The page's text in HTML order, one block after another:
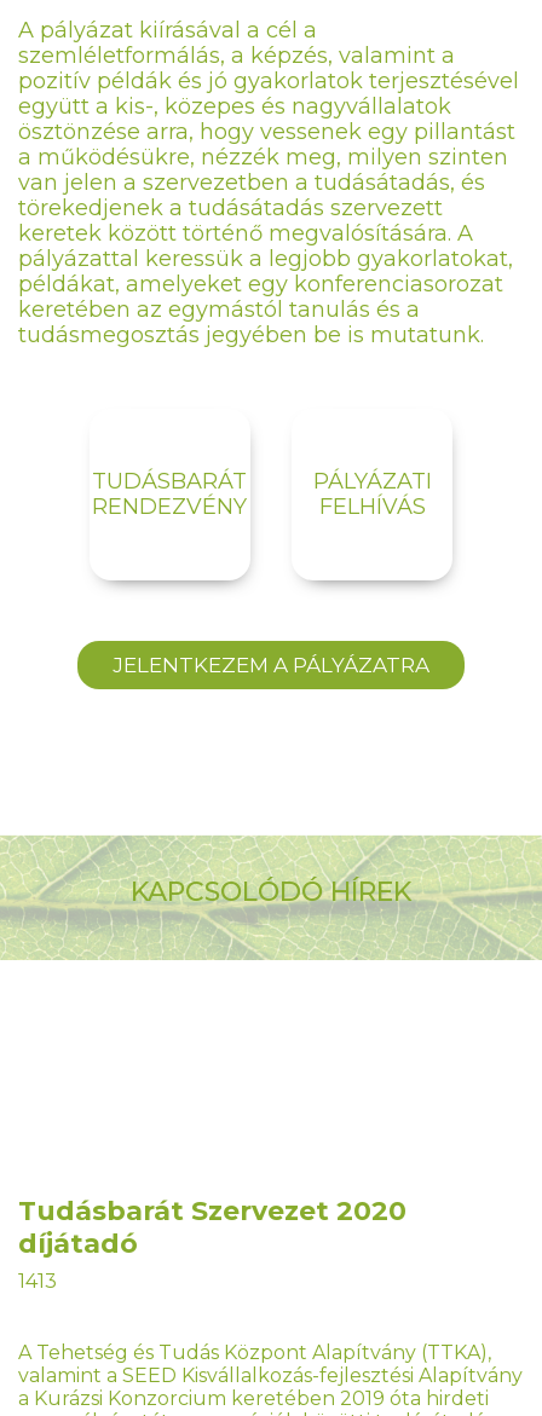
A pályázat kiírásával a cél a
szemléletformálás, a képzés, valamint a
pozitív példák és jó gyakorlatok terjesztésével
együtt a kis-, közepes és nagyvállalatok
ösztönzése arra, hogy vessenek egy pillantást
a működésükre, nézzék meg, milyen szinten
van jelen a szervezetben a tudásátadás, és
törekedjenek a tudásátadás szervezett
keretek között történő megvalósítására. A
pályázattal keressük a legjobb gyakorlatokat,
példákat, amelyeket egy konferenciasorozat
keretében az egymástól tanulás és a
tudásmegosztás jegyében be is mutatunk.
TUDÁSBARÁT
RENDEZVÉNY
PÁLYÁZATI
FELHÍVÁS
JELENTKEZEM A PÁLYÁZATRA
KAPCSOLÓDÓ HÍREK
Tudásbarát Szervezet 2020
díjátadó
1413
A Tehetség és Tudás Központ Alapítvány (TTKA),
valamint a SEED Kisvállalkozás-fejlesztési Alapítvány
a Kurázsi Konzorcium keretében 2019 óta hirdeti